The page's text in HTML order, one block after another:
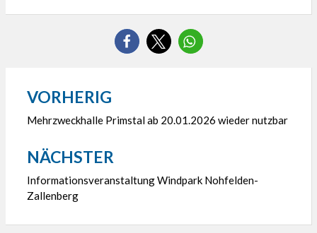
Beitragsnavigation
VORHERIG
Mehrzweckhalle Primstal ab 20.01.2026 wieder nutzbar
NÄCHSTER
Informationsveranstaltung Windpark Nohfelden-
Zallenberg